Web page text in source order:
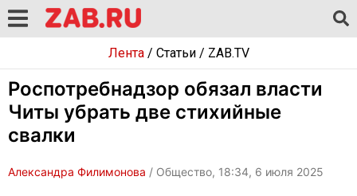
Лента/ Статьи/ ZAB.TV
Роспотребнадзор обязал власти
Читы убрать две стихийные
свалки
Александра Филимонова / Общество, 18:34, 6 июля 2025